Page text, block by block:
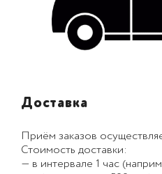
Доставка
Приём заказов
Стоимость доставки:
— в интервале 1 час